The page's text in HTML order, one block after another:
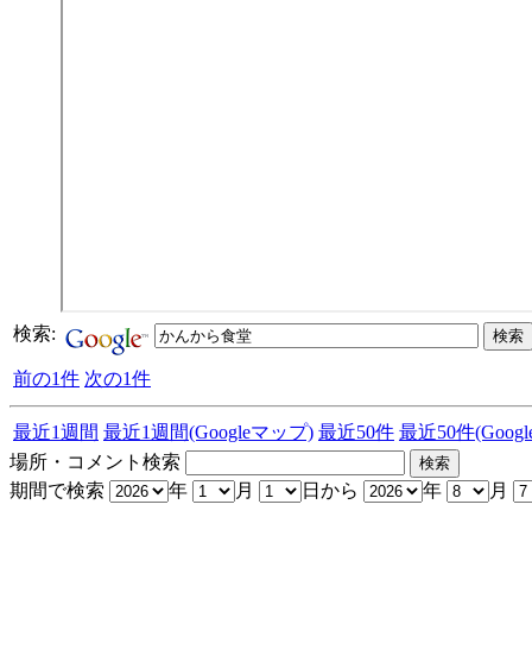
検索:
前の1件 次の1件
最近1週間 最近1週間(Googleマップ) 最近50件 最近50件
場所・コメント検索
期間で検索
年 月 日から 年 月